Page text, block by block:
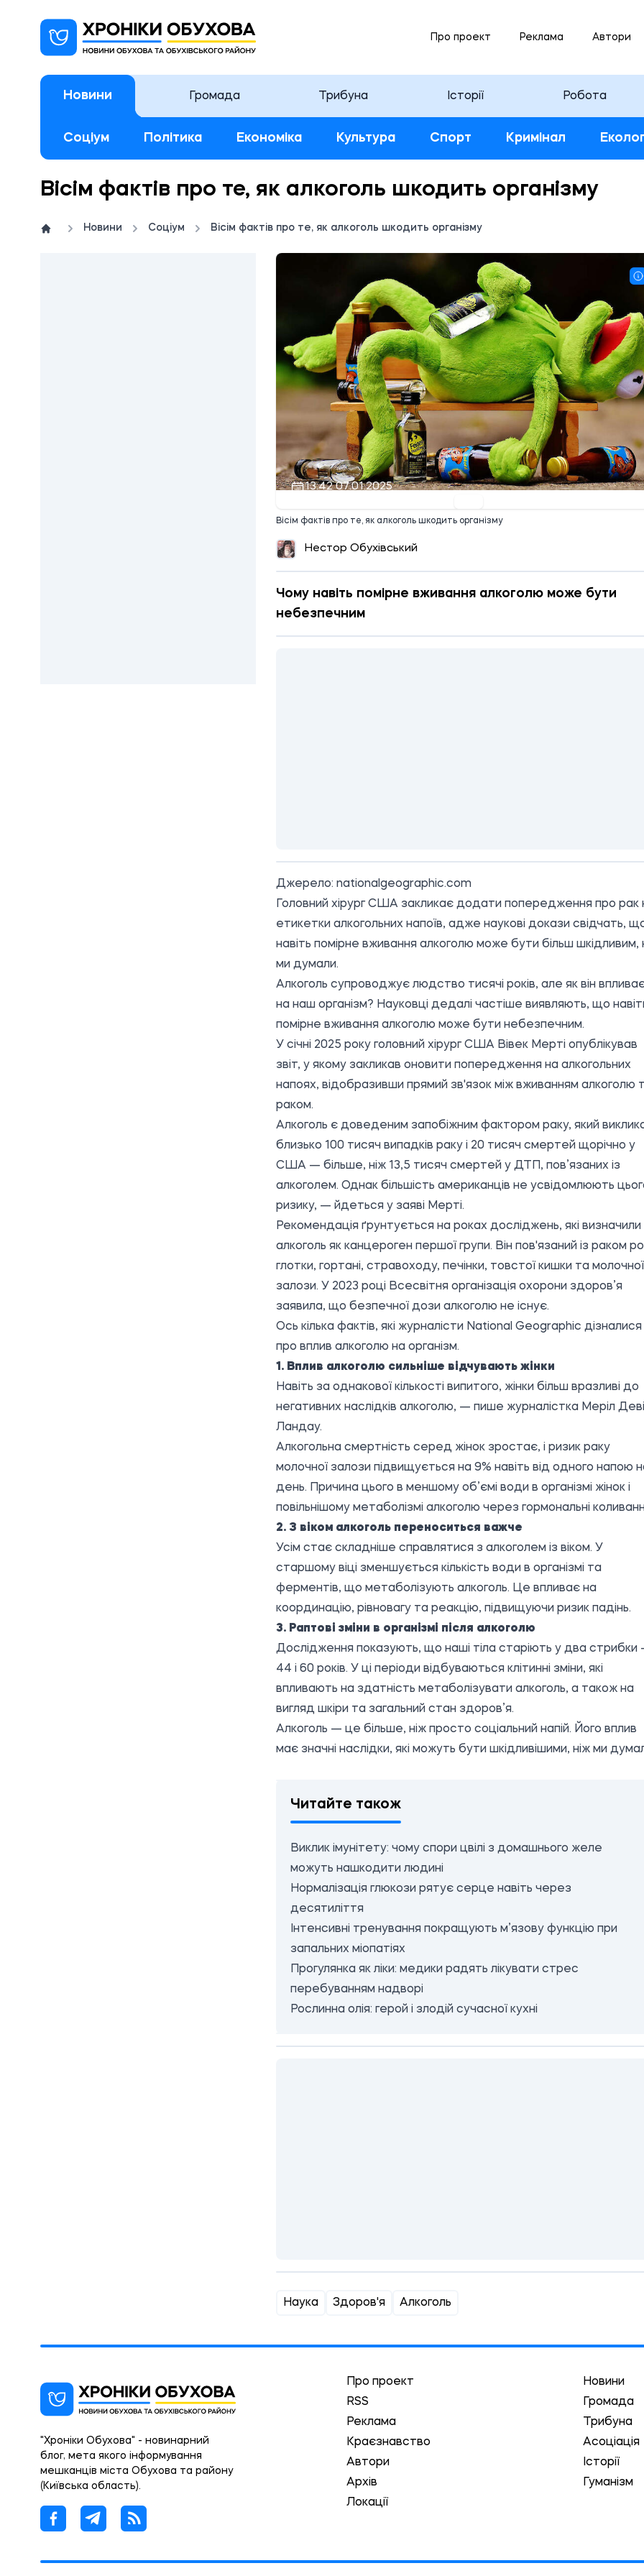
Про проект Реклама Автори
Новини Громада Трибуна Історії Робота
Соціум Політика Економіка Культура Спорт Кримінал
Вісім фактів про те, як алкоголь шкодить організму
Новини Соціум Вісім фактів про те, як алкоголь шкодить організму
13:42 07.01.2025
Вісім фактів про те, як алкоголь шкодить організму
Нестор Обухівський
Чому навіть помірне вживання алкоголю може бути
небезпечним
Джерело: nationalgeographic.com
Головний хірург США закликає додати попередження про рак
етикетки алкогольних напоїв, адже наукові докази свідчать,
навіть помірне вживання алкоголю може бути більш шкідливим,
ми думали.
Алкоголь супроводжує людство тисячі років, але як він
на наш організм? Науковці дедалі частіше виявляють, що
помірне вживання алкоголю може бути небезпечним.
У січні 2025 року головний хірург США Вівек Мерті опублікував
звіт, у якому закликав оновити попередження на алкогольних
напоях, відобразивши прямий зв'язок між вживанням алкоголю
раком.
Алкоголь є доведеним запобіжним фактором раку, який
близько 100 тисяч випадків раку і 20 тисяч смертей щорічно у
США — більше, ніж 13,5 тисяч смертей у ДТП, пов’язаних із
алкоголем. Однак більшість американців не усвідомлюють
ризику, — йдеться у заяві Мерті.
Рекомендація ґрунтується на роках досліджень, які визначили
алкоголь як канцероген першої групи. Він пов'язаний із раком
глотки, гортані, стравоходу, печінки, товстої кишки та молочної
залози. У 2023 році Всесвітня організація охорони здоров’я
заявила, що безпечної дози алкоголю не існує.
Ось кілька фактів, які журналісти National Geographic дізналися
про вплив алкоголю на організм.
1. Вплив алкоголю сильніше відчувають жінки
Навіть за однакової кількості випитого, жінки більш вразливі до
негативних наслідків алкоголю, — пише журналістка Меріл
Ландау.
Алкогольна смертність серед жінок зростає, і ризик раку
молочної залози підвищується на 9% навіть від одного напою
день. Причина цього в меншому об’ємі води в організмі жінок і
повільнішому метаболізмі алкоголю через гормональні
2. З віком алкоголь переноситься важче
Усім стає складніше справлятися з алкоголем із віком. У
старшому віці зменшується кількість води в організмі та
ферментів, що метаболізують алкоголь. Це впливає на
координацію, рівновагу та реакцію, підвищуючи ризик падінь.
3. Раптові зміни в організмі після алкоголю
Дослідження показують, що наші тіла старіють у два стрибки
44 і 60 років. У ці періоди відбуваються клітинні зміни, які
впливають на здатність метаболізувати алкоголь, а також на
вигляд шкіри та загальний стан здоров’я.
Алкоголь — це більше, ніж просто соціальний напій. Його вплив
має значні наслідки, які можуть бути шкідливішими, ніж ми
Читайте також
Виклик імунітету: чому спори цвілі з домашнього желе
можуть нашкодити людині
Нормалізація глюкози рятує серце навіть через
десятиліття
Інтенсивні тренування покращують м’язову функцію при
запальних міопатіях
Прогулянка як ліки: медики радять лікувати стрес
перебуванням надворі
Рослинна олія: герой і злодій сучасної кухні
Наука Здоров'я Алкоголь
Про проект
RSS
Реклама
Краєзнавство
Автори
Архів
Локації
Новини
Громада
Трибуна
Асоціація
Історії
Гуманізм
"Хроніки Обухова" - новинарний
блог, мета якого інформування
мешканців міста Обухова та району
(Київська область).